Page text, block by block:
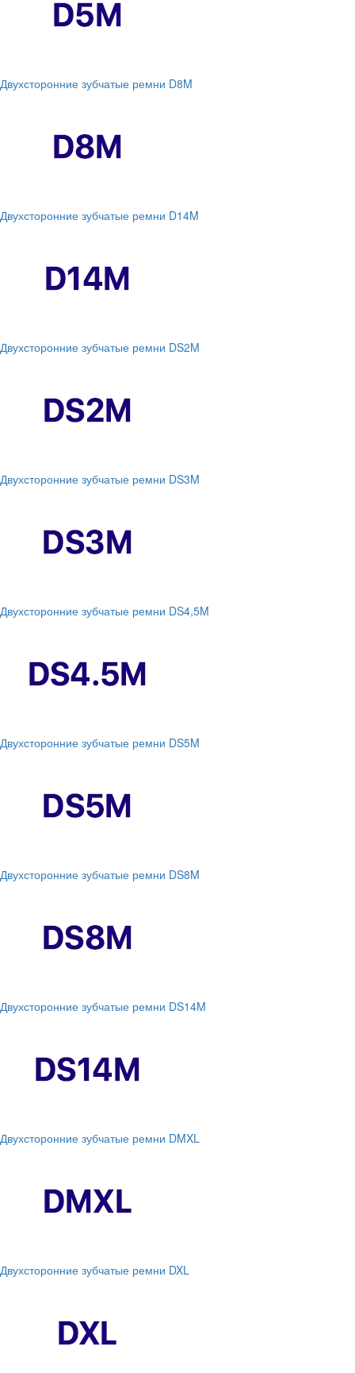
Двухсторонние зубчатые ремни D8M
Двухсторонние зубчатые ремни D14M
Двухсторонние зубчатые ремни DS2M
Двухсторонние зубчатые ремни DS3M
Двухсторонние зубчатые ремни DS4,5M
Двухсторонние зубчатые ремни DS5M
Двухсторонние зубчатые ремни DS8M
Двухсторонние зубчатые ремни DS14M
Двухсторонние зубчатые ремни DMXL
Двухсторонние зубчатые ремни DXL